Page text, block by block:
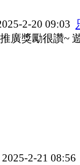
2-20 09:03
廣獎勵很讚~
2-21